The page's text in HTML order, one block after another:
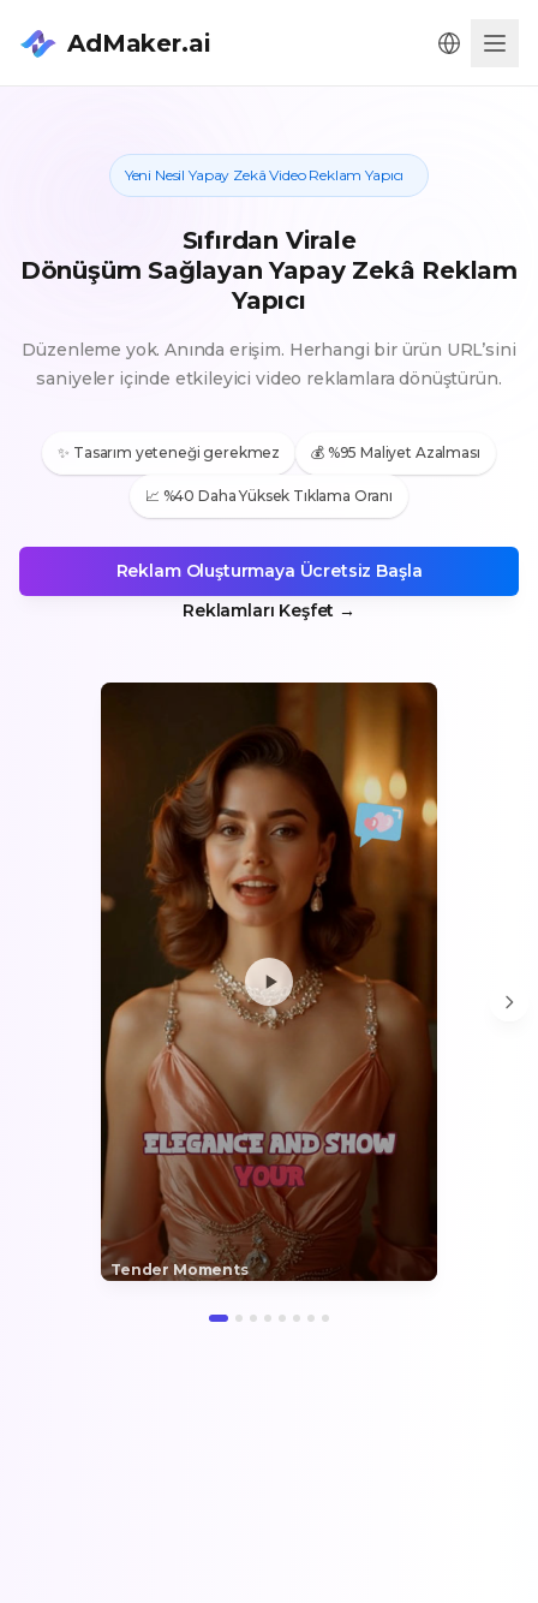
AdMaker.ai
Yeni Nesil Yapay Zekâ Video Reklam Yapıcı
Sıfırdan Virale
Dönüşüm Sağlayan Yapay Zekâ Reklam
Yapıcı
Düzenleme yok. Anında erişim. Herhangi bir ürün URL’sini
saniyeler içinde etkileyici video reklamlara dönüştürün.
✨ Tasarım yeteneği gerekmez 💰 %95 Maliyet Azalması
📈 %40 Daha Yüksek Tıklama Oranı
Reklam Oluşturmaya Ücretsiz Başla
Reklamları Keşfet →
Tender Moments